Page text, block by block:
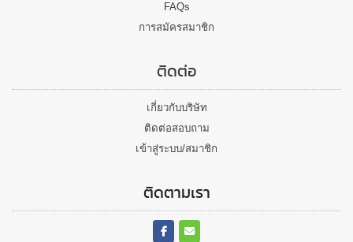
FAQs
การสมัครสมาชิก
ติดต่อ
เกี่ยวกับบริษัท
ติดต่อสอบถาม
เข้าสู่ระบบ/สมาชิก
ติดตามเรา